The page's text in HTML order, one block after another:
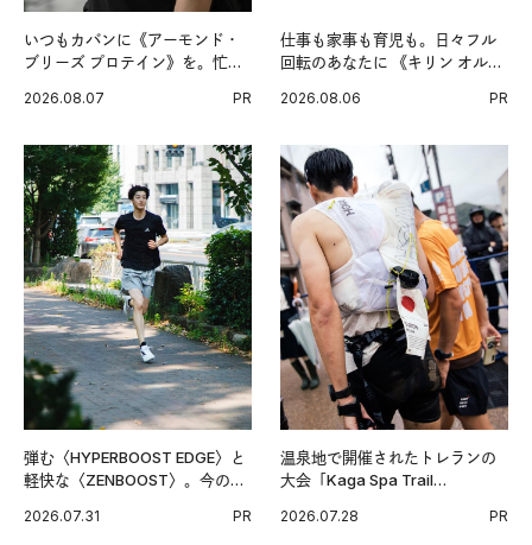
いつもカバンに《アーモンド・
ブリーズ プロテイン》を。忙し
グ習慣。
2026.08.07 PR
仕事も家事も育児も。日々フル
回転のあなたに 《キリン オルニ
2026.08.06 PR
弾む〈HYPERBOOST EDGE〉と
軽快な〈ZENBOOST〉。今の時
出した新機軸。
2026.07.31 PR
温泉地で開催されたトレランの
大会「Kaga Spa Trail
戦を夢見るランナーたちの奮闘
2026.07.28 PR